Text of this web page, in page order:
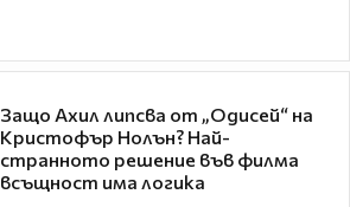
Защо Ахил липсва от „Одисей“ на
Кристофър Нолън? Най-
странното решение във филма
всъщност има логика